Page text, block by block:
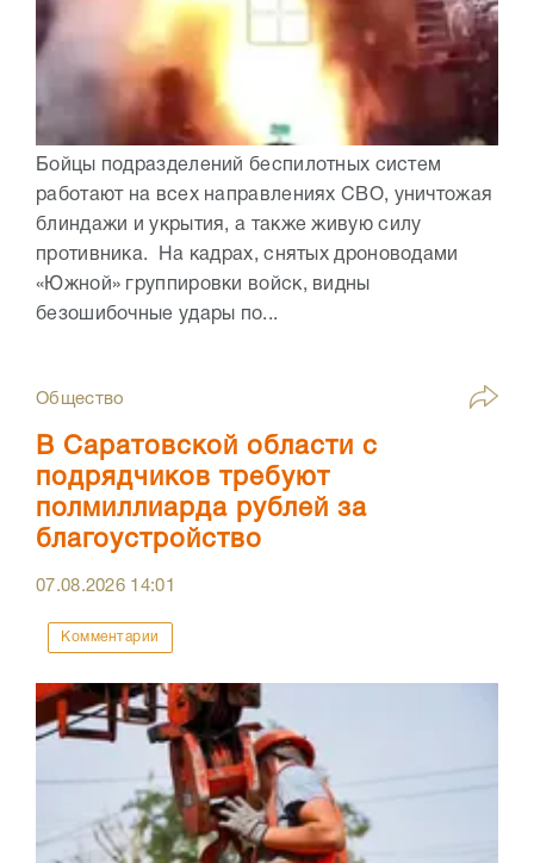
Бойцы подразделений беспилотных систем
работают на всех направлениях СВО, уничтожая
блиндажи и укрытия, а также живую силу
противника. На кадрах, снятых дроноводами
«Южной» группировки войск, видны
безошибочные удары по...
Общество
В Саратовской области с
подрядчиков требуют
полмиллиарда рублей за
благоустройство
07.08.2026 14:01
Комментарии